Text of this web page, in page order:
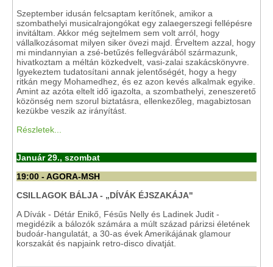
Szeptember idusán felcsaptam kerítőnek, amikor a
szombathelyi musicalrajongókat egy zalaegerszegi fellépésre
invitáltam. Akkor még sejtelmem sem volt arról, hogy
vállalkozásomat milyen siker övezi majd. Érveltem azzal, hogy
mi mindannyian a zsé-betűzés fellegvárából származunk,
hivatkoztam a méltán közkedvelt, vasi-zalai szakácskönyvre.
Igyekeztem tudatosítani annak jelentőségét, hogy a hegy
ritkán megy Mohamedhez, és ez azon kevés alkalmak egyike.
Amint az azóta eltelt idő igazolta, a szombathelyi, zeneszerető
közönség nem szorul biztatásra, ellenkezőleg, magabiztosan
kezükbe veszik az irányítást.
Részletek...
Január 29., szombat
19:00 - AGORA-MSH
CSILLAGOK BÁLJA - „DÍVÁK ÉJSZAKÁJA"
A Dívák - Détár Enikő, Fésűs Nelly és Ladinek Judit -
megidézik a bálozók számára a múlt század párizsi életének
budoár-hangulatát, a 30-as évek Amerikájának glamour
korszakát és napjaink retro-disco divatját.